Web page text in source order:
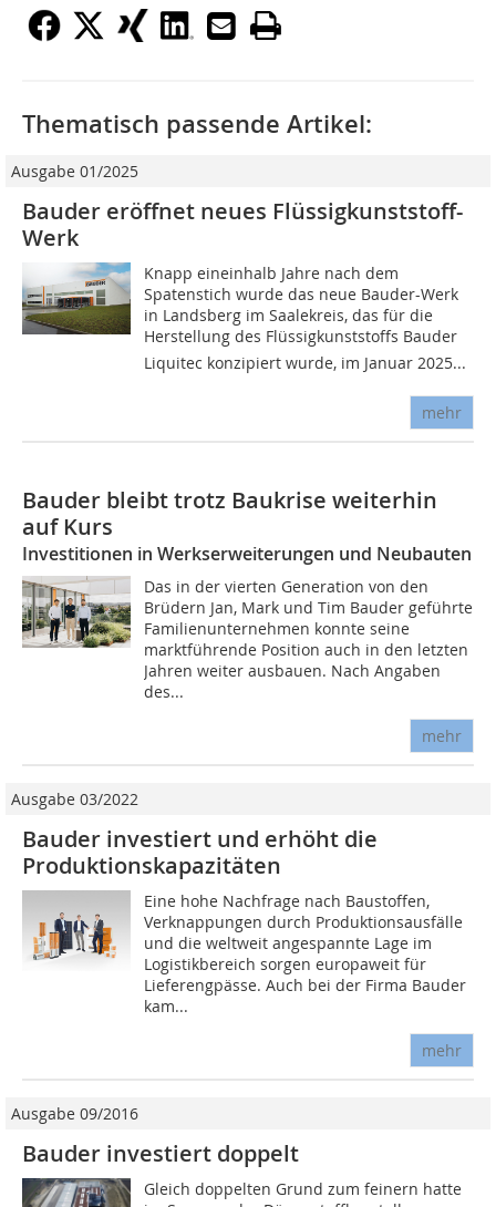
Thematisch passende Artikel:
Ausgabe 01/2025
Bauder eröffnet neues Flüssigkunststoff-
Werk
Knapp eineinhalb Jahre nach dem
Spatenstich wurde das neue Bauder-Werk
in Landsberg im Saalekreis, das für die
Herstellung des Flüssigkunststoffs Bauder
Liquitec konzipiert wurde, im Januar 2025...
mehr
Bauder bleibt trotz Baukrise weiterhin
auf Kurs
Investitionen in Werkserweiterungen und Neubauten
Das in der vierten Generation von den
Brüdern Jan, Mark und Tim Bauder geführte
Familienunternehmen konnte seine
marktführende Position auch in den letzten
Jahren weiter ausbauen. Nach Angaben
des...
mehr
Ausgabe 03/2022
Bauder investiert und erhöht die
Produktionskapazitäten
Eine hohe Nachfrage nach Baustoffen,
Verknappungen durch Produktionsausfälle
und die weltweit angespannte Lage im
Logistikbereich sorgen europaweit für
Lieferengpässe. Auch bei der Firma Bauder
kam...
mehr
Ausgabe 09/2016
Bauder investiert doppelt
Gleich doppelten Grund zum feinern hatte